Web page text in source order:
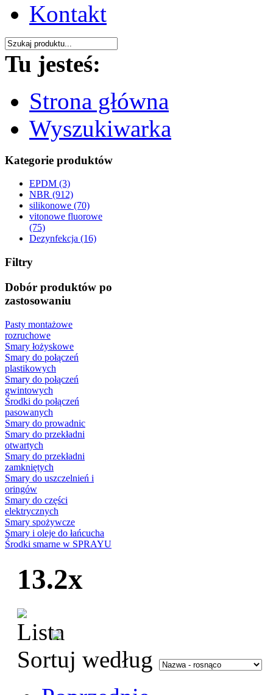
Kontakt
Tu jesteś:
Strona główna
Wyszukiwarka
Kategorie produktów
EPDM (3)
NBR (912)
silikonowe (70)
vitonowe fluorowe
(75)
Dezynfekcja (16)
Filtry
Dobór produktów po
zastosowaniu
Pasty montażowe
rozruchowe
Smary łożyskowe
Smary do połączeń
plastikowych
Smary do połączeń
gwintowych
Środki do połączeń
pasowanych
Smary do prowadnic
Smary do przekładni
otwartych
Smary do przekładni
zamkniętych
Smary do uszczelnień i
oringów
Smary do części
elektrycznych
Smary spożywcze
Smary i oleje do łańcucha
Środki smarne w SPRAYU
13.2x
Sortuj według